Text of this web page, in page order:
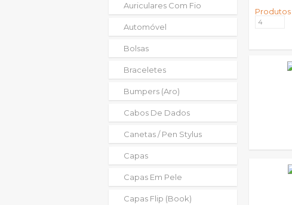
Auriculares Com Fio
Automóvel
Bolsas
Braceletes
Bumpers (aro)
Cabos De Dados
Canetas / Pen Stylus
Capas
Capas Em Pele
Capas Flip (book)